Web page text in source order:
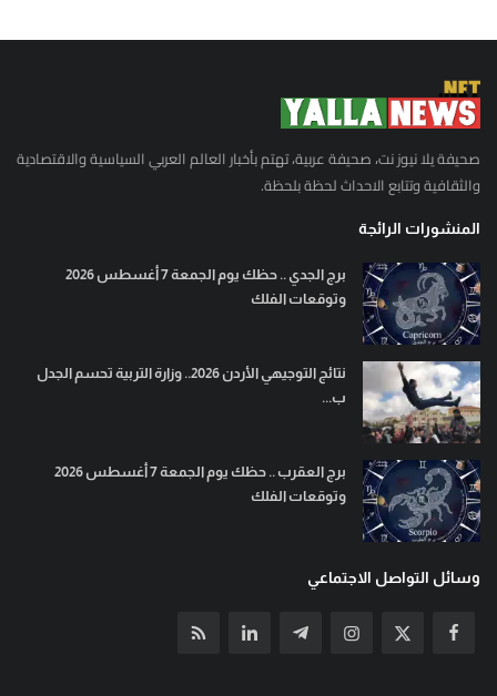
صحيفة يلا نيوز نت، صحيفة عربية، تهتم بأخبار العالم العربي السياسية والاقتصادية
والثقافية وتتابع الاحداث لحظة بلحظة.
المنشورات الرائجة
برج الجدي .. حظك يوم الجمعة 7 أغسطس 2026
وتوقعات الفلك
نتائج التوجيهي الأردن 2026.. وزارة التربية تحسم الجدل
ب...
برج العقرب .. حظك يوم الجمعة 7 أغسطس 2026
وتوقعات الفلك
وسائل التواصل الاجتماعي